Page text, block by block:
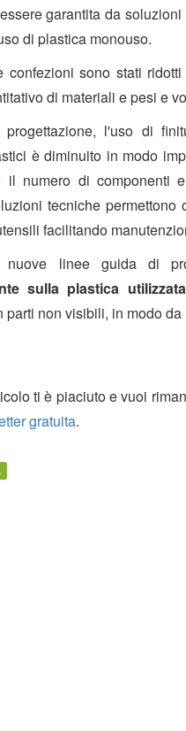
garantita da
di plastica monouso.
confezioni sono stati
di materiali e pesi e
l'uso di
è diminuito in modo
il numero di componenti
tecniche
facilitando
nuove linee guida di
sulla plastica
parti non visibili, in modo
ti è piaciuto e vuoi
gratuita.